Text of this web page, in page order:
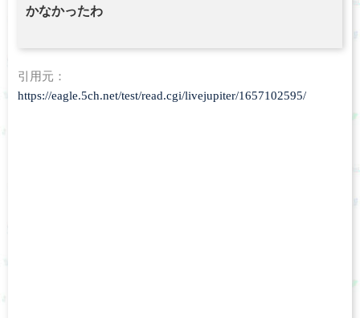
かなかったわ
引用元：
https://eagle.5ch.net/test/read.cgi/livejupiter/1657102595/